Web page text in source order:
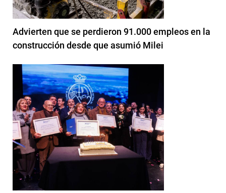
Advierten que se perdieron 91.000 empleos en la
construcción desde que asumió Milei